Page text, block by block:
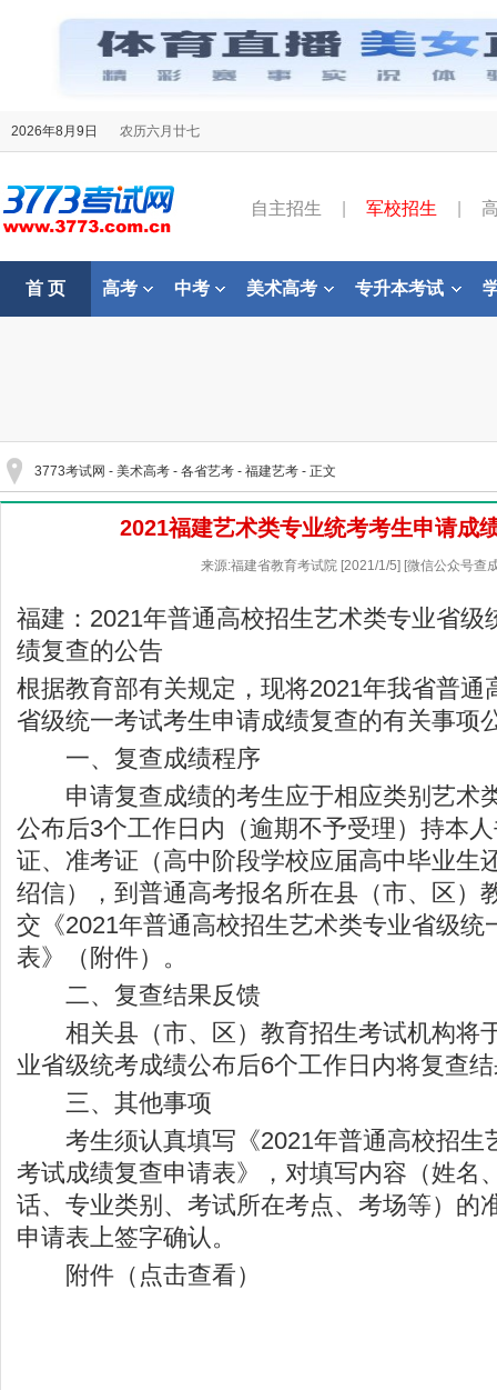
2026年8月9日 农历六月廿七
自主招生 军校招生
首 页 高考 中考 美术高考 专升本考试
3773考试网 - 美术高考 - 各省艺考 - 福建艺考 - 正文
2021福建艺术类专业统考考生申请成
来源:福建省教育考试院 [2021/1/5] [微信公众号查
福建：2021年普通高校招生艺术类专业省级
绩复查的公告
根据教育部有关规定，现将2021年我省普通
省级统一考试考生申请成绩复查的有关事项
一、复查成绩程序
申请复查成绩的考生应于相应类别艺术
公布后3个工作日内（逾期不予受理）持本
证、准考证（高中阶段学校应届高中毕业生
绍信），到普通高考报名所在县（市、区）
交《2021年普通高校招生艺术类专业省级统
表》（附件）。
二、复查结果反馈
相关县（市、区）教育招生考试机构将
业省级统考成绩公布后6个工作日内将复查
三、其他事项
考生须认真填写《2021年普通高校招生
考试成绩复查申请表》，对填写内容（姓名
话、专业类别、考试所在考点、考场等）的
申请表上签字确认。
附件（点击查看）